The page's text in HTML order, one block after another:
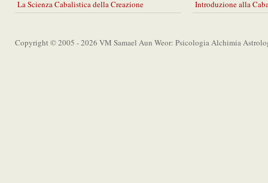
La Scienza Cabalistica della Creazione
Introduzione alla
Copyright © 2005 - 2026 VM Samael Aun Weor: Psicologia Alchimia